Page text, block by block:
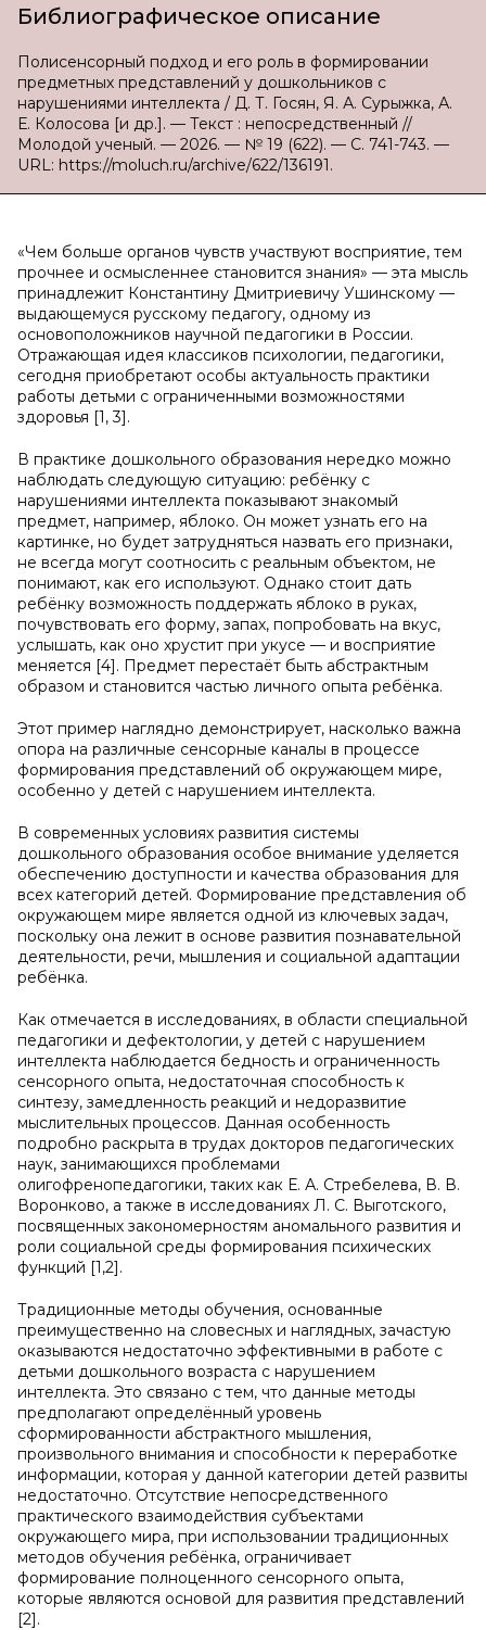
Библиографическое описание
Полисенсорный подход и его роль в формировании
предметных представлений у дошкольников с
нарушениями интеллекта / Д. Т. Госян, Я. А. Сурыжка, А.
Е. Колосова [и др.]. — Текст : непосредственный //
Молодой ученый. — 2026. — № 19 (622). — С. 741-743. —
URL: https://moluch.ru/archive/622/136191.
«Чем больше органов чувств участвуют восприятие, тем
прочнее и осмысленнее становится знания» — эта мысль
принадлежит Константину Дмитриевичу Ушинскому —
выдающемуся русскому педагогу, одному из
основоположников научной педагогики в России.
Отражающая идея классиков психологии, педагогики,
сегодня приобретают особы актуальность практики
работы детьми с ограниченными возможностями
здоровья [1, 3].
В практике дошкольного образования нередко можно
наблюдать следующую ситуацию: ребёнку с
нарушениями интеллекта показывают знакомый
предмет, например, яблоко. Он может узнать его на
картинке, но будет затрудняться назвать его признаки,
не всегда могут соотносить с реальным объектом, не
понимают, как его используют. Однако стоит дать
ребёнку возможность поддержать яблоко в руках,
почувствовать его форму, запах, попробовать на вкус,
услышать, как оно хрустит при укусе — и восприятие
меняется [4]. Предмет перестаёт быть абстрактным
образом и становится частью личного опыта ребёнка.
Этот пример наглядно демонстрирует, насколько важна
опора на различные сенсорные каналы в процессе
формирования представлений об окружающем мире,
особенно у детей с нарушением интеллекта.
В современных условиях развития системы
дошкольного образования особое внимание уделяется
обеспечению доступности и качества образования для
всех категорий детей. Формирование представления об
окружающем мире является одной из ключевых задач,
поскольку она лежит в основе развития познавательной
деятельности, речи, мышления и социальной адаптации
ребёнка.
Как отмечается в исследованиях, в области специальной
педагогики и дефектологии, у детей с нарушением
интеллекта наблюдается бедность и ограниченность
сенсорного опыта, недостаточная способность к
синтезу, замедленность реакций и недоразвитие
мыслительных процессов. Данная особенность
подробно раскрыта в трудах докторов педагогических
наук, занимающихся проблемами
олигофренопедагогики, таких как Е. А. Стребелева, В. В.
Воронково, а также в исследованиях Л. С. Выготского,
посвященных закономерностям аномального развития и
роли социальной среды формирования психических
функций [1,2].
Традиционные методы обучения, основанные
преимущественно на словесных и наглядных, зачастую
оказываются недостаточно эффективными в работе с
детьми дошкольного возраста с нарушением
интеллекта. Это связано с тем, что данные методы
предполагают определённый уровень
сформированности абстрактного мышления,
произвольного внимания и способности к переработке
информации, которая у данной категории детей развиты
недостаточно. Отсутствие непосредственного
практического взаимодействия субъектами
окружающего мира, при использовании традиционных
методов обучения ребёнка, ограничивает
формирование полноценного сенсорного опыта,
которые являются основой для развития представлений
[2].